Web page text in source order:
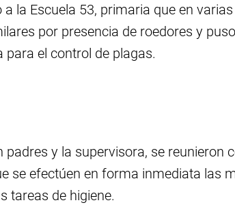
la Escuela 53, primaria que en
por presencia de roedores y
el control de plagas.
y la supervisora, se reunieron
se efectúen en forma inmediata las
tareas de higiene.